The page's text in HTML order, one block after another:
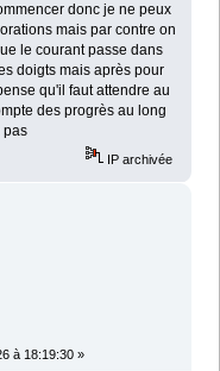
donc je ne peux
mais par contre on
le courant passe dans
doigts mais après pour
qu'il faut attendre au
des progrès au long
pas
IP archivée
à 18:19:30 »